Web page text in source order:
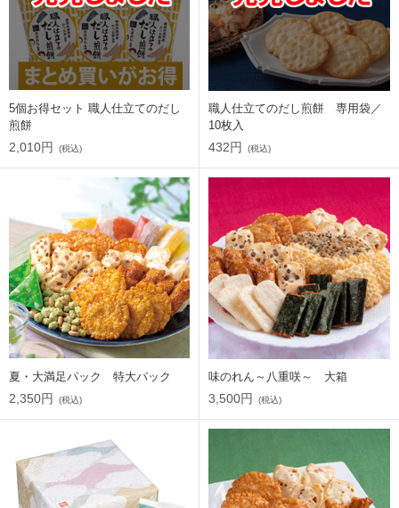
5個お得セット 職人仕立てのだし
煎餅
2,010円 (税込)
職人仕立てのだし煎餅 専用袋／
10枚入
432円 (税込)
夏・大満足パック 特大パック
2,350円 (税込)
味のれん～八重咲～ 大箱
3,500円 (税込)